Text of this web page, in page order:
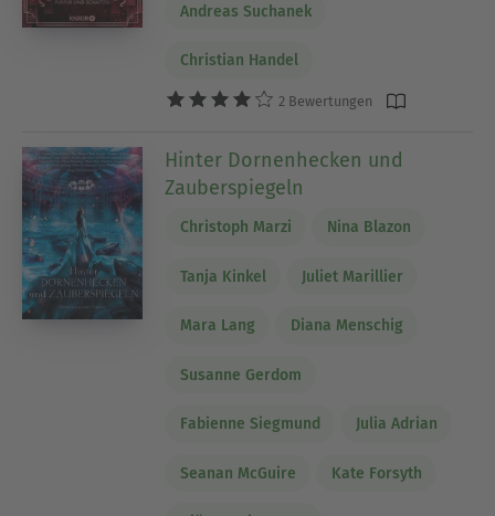
Andreas Suchanek
Christian Handel
2 Bewertungen
Hinter Dornenhecken und
Zauberspiegeln
Christoph Marzi Nina Blazon
Tanja Kinkel Juliet Marillier
Mara Lang Diana Menschig
Susanne Gerdom
Fabienne Siegmund Julia Adrian
Seanan McGuire Kate Forsyth